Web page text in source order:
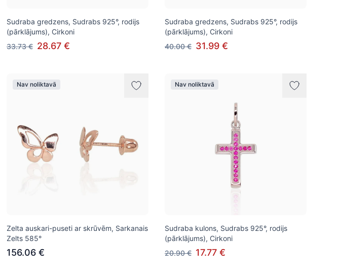
Sudraba gredzens, Sudrabs 925°, rodijs
(pārklājums), Cirkoni
33.73 € 28.67 €
Sudraba gredzens, Sudrabs 925°, rodijs
(pārklājums), Cirkoni
40.00 € 31.99 €
Nav noliktavā
Zelta auskari-puseti ar skrūvēm, Sarkanais
Zelts 585°
156.06 €
Nav noliktavā
Sudraba kulons, Sudrabs 925°, rodijs
(pārklājums), Cirkoni
20.90 € 17.77 €